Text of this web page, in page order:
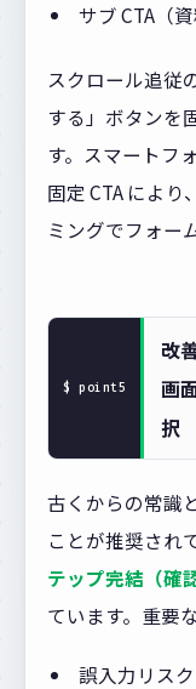
サブ CTA（
スクロール追従
する」ボタンを
す。スマートフ
固定 CTA によ
ミングでフォー
改
画
択
古くからの常識
ことが推奨され
テップ完結（確
ています。重要
誤入力リス